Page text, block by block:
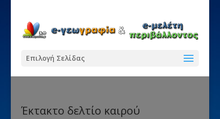
Επιλογή Σελίδας
Έκτακτο δελτίο καιρού